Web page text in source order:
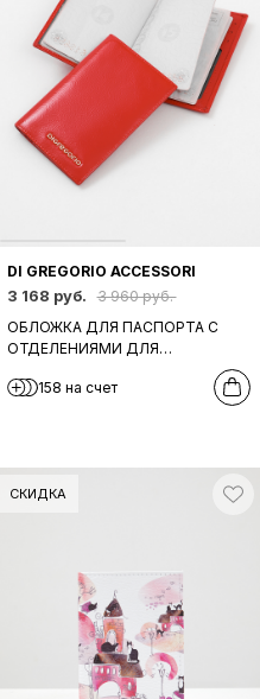
DI GREGORIO ACCESSORI
3 168 руб.
3 960 руб.
ОБЛОЖКА ДЛЯ ПАСПОРТА C
ОТДЕЛЕНИЯМИ ДЛЯ
GREGORIO В КРАСНОМ ЦВЕТЕ
158 на счет
СКИДКА